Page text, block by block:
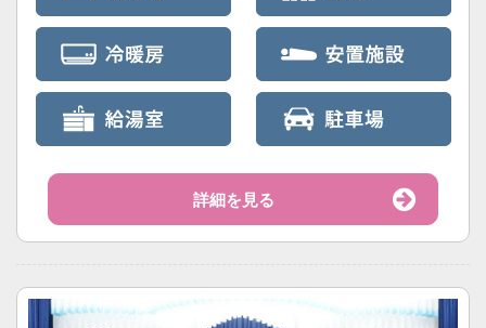
詳細を見る